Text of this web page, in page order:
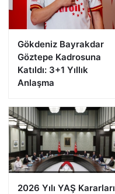
Gökdeniz Bayrakdar
Göztepe Kadrosuna
Katıldı: 3+1 Yıllık
Anlaşma
2026 Yılı YAŞ Kararları